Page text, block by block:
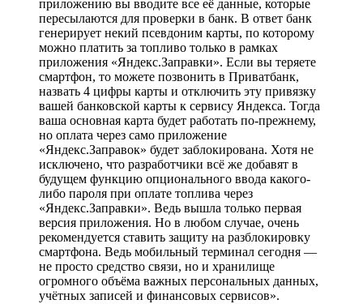
приложению вы вводите все её данные, которые
пересылаются для проверки в банк. В ответ банк
генерирует некий псевдоним карты, по которому
можно платить за топливо только в рамках
приложения «Яндекс.Заправки». Если вы теряете
смартфон, то можете позвонить в Приватбанк,
назвать 4 цифры карты и отключить эту привязку
вашей банковской карты к сервису Яндекса. Тогда
ваша основная карта будет работать по-прежнему,
но оплата через само приложение
«Яндекс.Заправок» будет заблокирована. Хотя не
исключено, что разработчики всё же добавят в
будущем функцию опционального ввода какого-
либо пароля при оплате топлива через
«Яндекс.Заправки». Ведь вышла только первая
версия приложения. Но в любом случае, очень
рекомендуется ставить защиту на разблокировку
смартфона. Ведь мобильный терминал сегодня —
не просто средство связи, но и хранилище
огромного объёма важных персональных данных,
учётных записей и финансовых сервисов».